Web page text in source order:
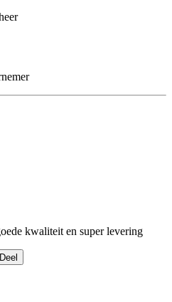
kwaliteit en super levering